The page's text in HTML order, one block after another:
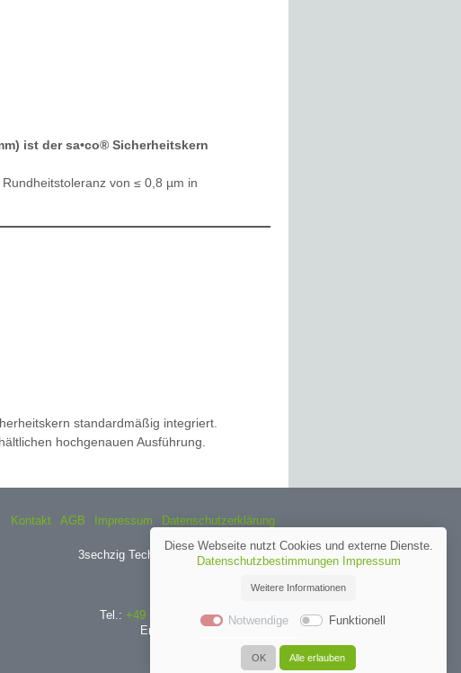
ist der sa•co® Sicherheitskern
von ≤ 0,8 µm in
standardmäßig integriert.
hochgenauen Ausführung.
Kontakt AGB Impressum Datenschutzerklärung
3sechzig Technik für die Besten e.K.
72589 Westerheim
Tel.: +49 (0) 73 33 / 9 54 85 – 20
Email:
Diese Webseite nutzt Cookies und externe Dienste.
Datenschutzbestimmungen
Impressum
Weitere Informationen
Notwendige Funktionell
OK Alle erlauben